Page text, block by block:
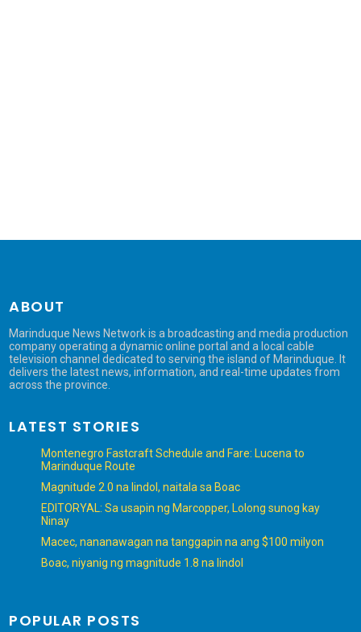
ABOUT
Marinduque News Network is a broadcasting and media production
company operating a dynamic online portal and a local cable
television channel dedicated to serving the island of Marinduque. It
delivers the latest news, information, and real-time updates from
across the province.
LATEST STORIES
Montenegro Fastcraft Schedule and Fare: Lucena to
Marinduque Route
Magnitude 2.0 na lindol, naitala sa Boac
EDITORYAL: Sa usapin ng Marcopper, Lolong sunog kay
Ninay
Macec, nananawagan na tanggapin na ang $100 milyon
Boac, niyanig ng magnitude 1.8 na lindol
POPULAR POSTS